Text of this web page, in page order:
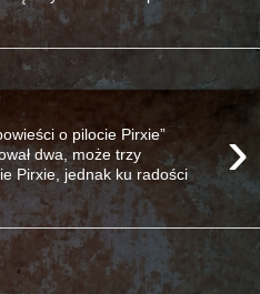
›
o pilocie Pirxie”
dwa, może trzy
Pirxie, jednak ku radości